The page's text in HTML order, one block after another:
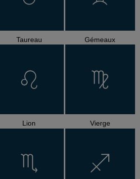
Taureau Gémeaux
Lion Vierge